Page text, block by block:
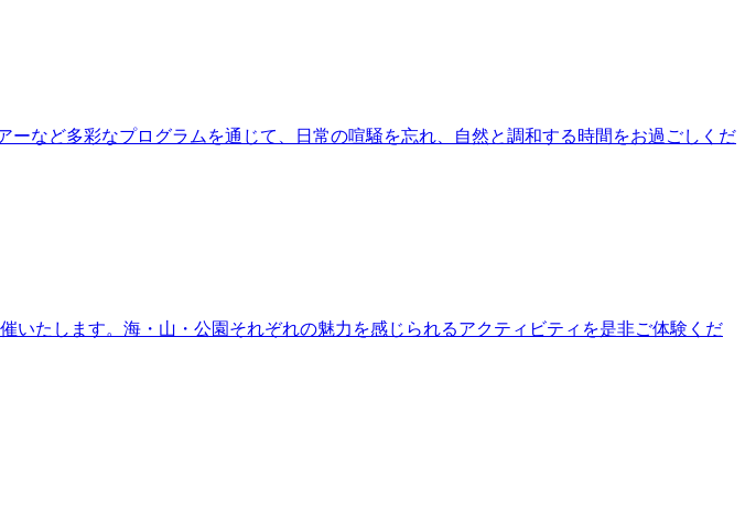
など多彩なプログラムを通じて、日常の喧騒を忘れ、自然と調和する時間をお過ごしくだ
いたします。海・山・公園それぞれの魅力を感じられるアクティビティを是非ご体験くだ